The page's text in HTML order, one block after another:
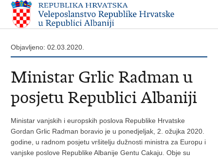
Objavljeno: 02.03.2020.
Ministar Grlic Radman u
posjetu Republici Albaniji
Ministar vanjskih i europskih poslova Republike Hrvatske
Gordan Grlic Radman boravio je u ponedjeljak, 2. ožujka 2020.
godine, u radnom posjetu vršitelju dužnosti ministra za Europu i
vanjske poslove Republike Albanije Gentu Cakaju. Obje su